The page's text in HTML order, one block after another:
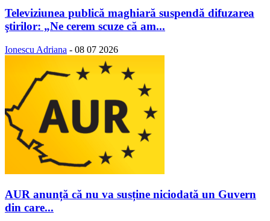
Televiziunea publică maghiară suspendă difuzarea
ştirilor: „Ne cerem scuze că am...
Ionescu Adriana - 08 07 2026
AUR anunță că nu va susține niciodată un Guvern
din care...